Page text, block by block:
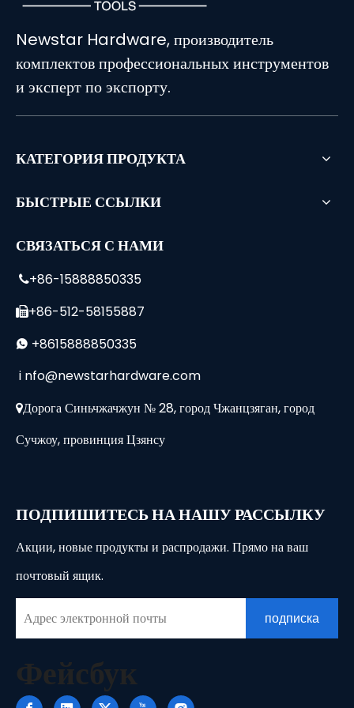
Newstar Hardware, производитель
комплектов профессиональных инструментов
и эксперт по экспорту.
КАТЕГОРИЯ ПРОДУКТА
БЫСТРЫЕ ССЫЛКИ
СВЯЗАТЬСЯ С НАМИ
+86-15888850335
+86-512-58155887
 +8615888850335
i nfo@newstarhardware.com
Дорога Синьчжачжун № 28, город Чжанцзяган, город
Сучжоу, провинция Цзянсу
ПОДПИШИТЕСЬ НА НАШУ РАССЫЛКУ
Акции, новые продукты и распродажи. Прямо на ваш
почтовый ящик.
подписка
Фейсбук